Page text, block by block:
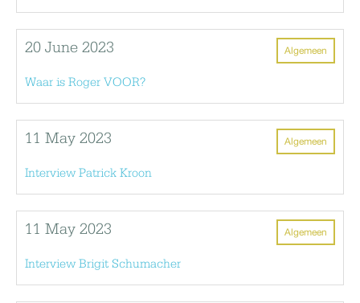
Algemeen
20 June 2023
Waar is Roger VOOR?
Algemeen
11 May 2023
Interview Patrick Kroon
Algemeen
11 May 2023
Interview Brigit Schumacher